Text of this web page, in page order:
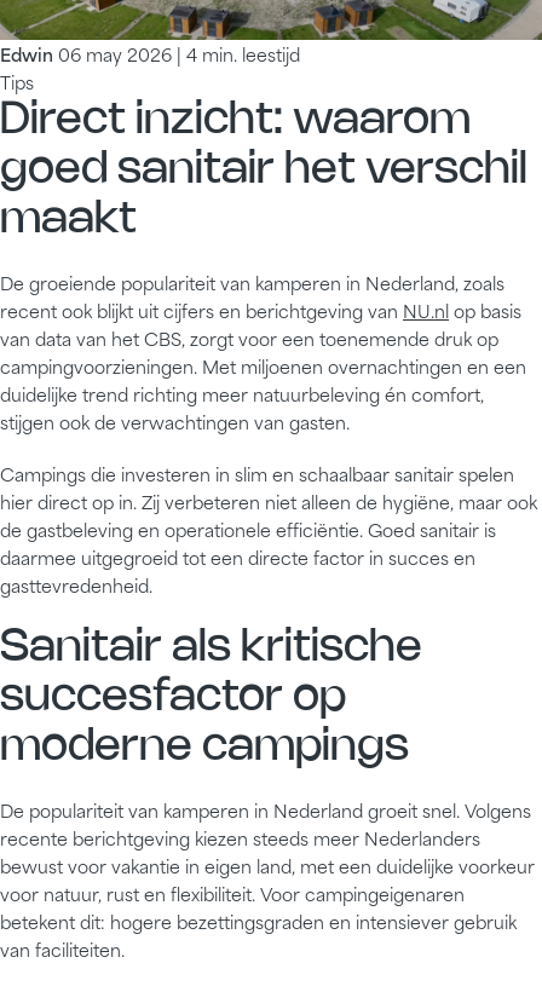
Edwin 06 may 2026 | 4 min. leestijd
Tips
Direct inzicht: waarom
goed sanitair het verschil
maakt
De groeiende populariteit van kamperen in Nederland, zoals
recent ook blijkt uit cijfers en berichtgeving van NU.nlop basis
van data van het CBS, zorgt voor een toenemende druk op
campingvoorzieningen. Met miljoenen overnachtingen en een
duidelijke trend richting meer natuurbeleving én comfort,
stijgen ook de verwachtingen van gasten.
Campings die investeren in slim en schaalbaar sanitair spelen
hier direct op in. Zij verbeteren niet alleen de hygiëne, maar ook
de gastbeleving en operationele efficiëntie. Goed sanitair is
daarmee uitgegroeid tot een directe factor in succes en
gasttevredenheid.
Sanitair als kritische
succesfactor op
moderne campings
De populariteit van kamperen in Nederland groeit snel. Volgens
recente berichtgeving kiezen steeds meer Nederlanders
bewust voor vakantie in eigen land, met een duidelijke voorkeur
voor natuur, rust en flexibiliteit. Voor campingeigenaren
betekent dit: hogere bezettingsgraden en intensiever gebruik
van faciliteiten.